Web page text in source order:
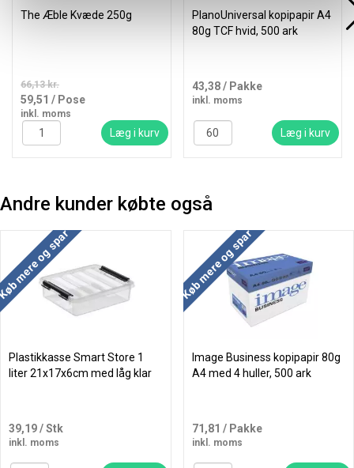
The Æble Kvæde 250g
66,13 kr.
59,51 / Pose
inkl. moms
Læg i kurv
PlanoUniversal kopipapir A4
80g TCF hvid, 500 ark
43,38/ Pakke
inkl. moms
Læg i kurv
Andre kunder købte også
mere og spar
Plastikkasse Smart Store 1
liter 21x17x6cm med låg klar
39,19/ Stk
inkl. moms
Køb mere og spar
Image Business kopipapir 80g
A4 med 4 huller, 500 ark
71,81 / Pakke
inkl. moms